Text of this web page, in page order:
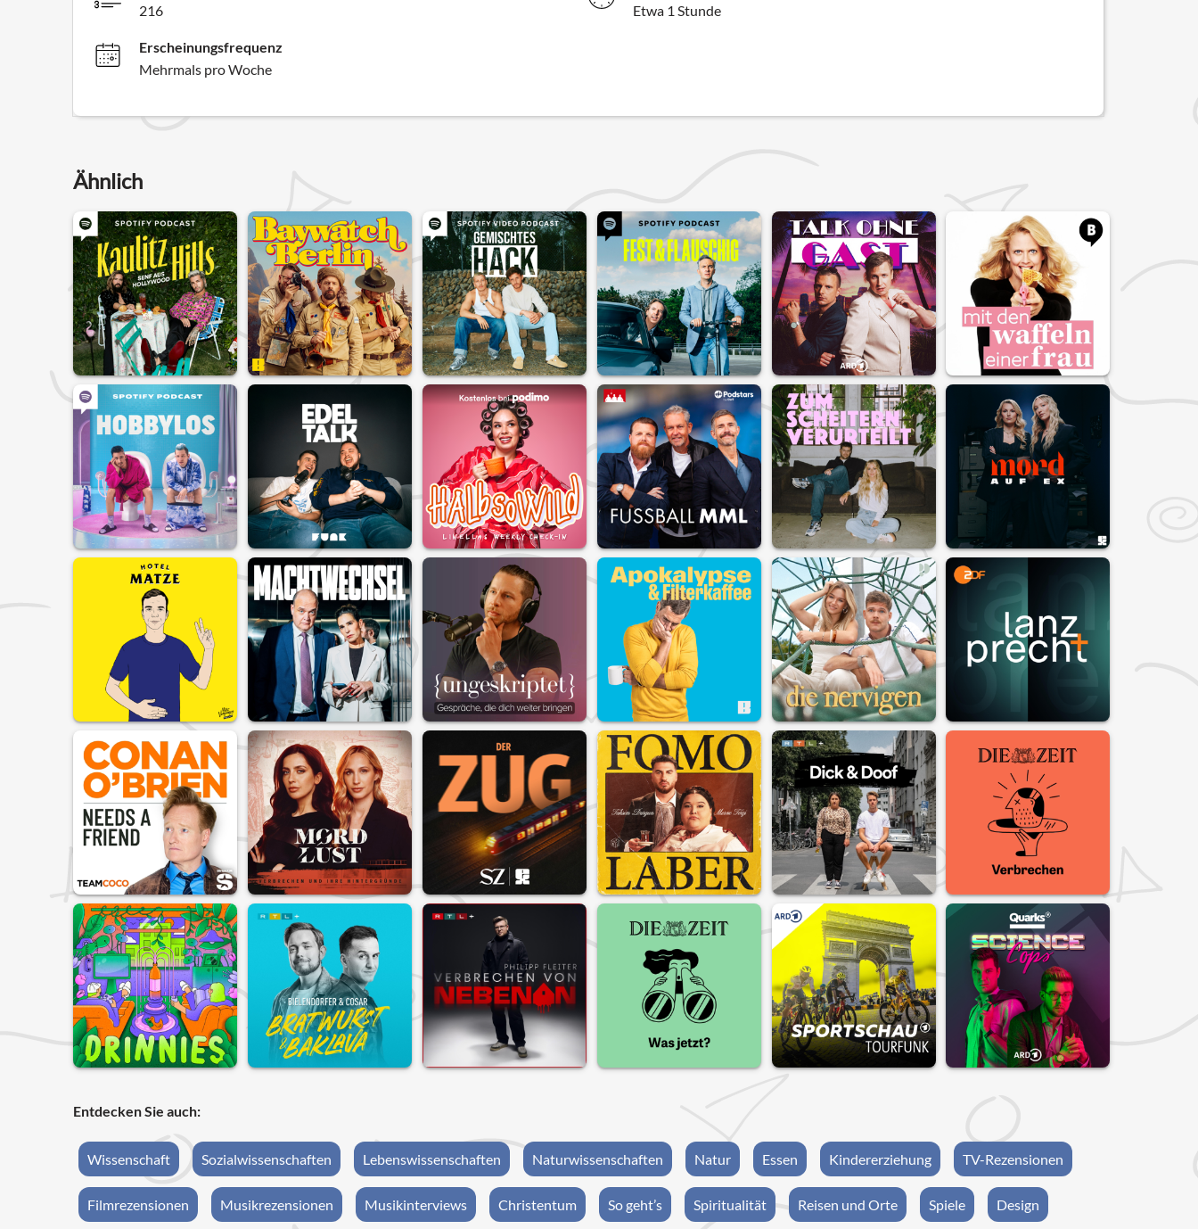
216
Etwa 1 Stunde
Erscheinungsfrequenz
Mehrmals pro Woche
Ähnlich
Entdecken Sie auch:
Wissenschaft Sozialwissenschaften Lebenswissenschaften Naturwissenschaften Natur Essen Kindererziehung TV-Rezensionen
Filmrezensionen Musikrezensionen Musikinterviews Christentum So geht’s Spiritualität Reisen und Orte Spiele Design